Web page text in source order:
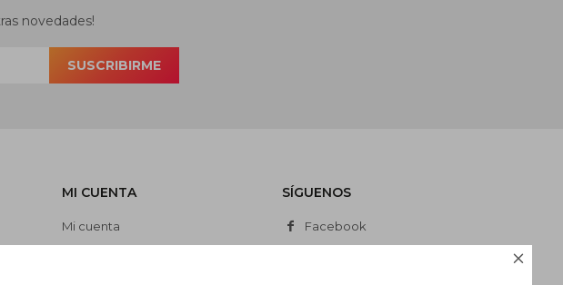

MI CUENTA
Mi cuenta
SÍGUENOS
Facebook
novedades!
SUSCRIBIRME